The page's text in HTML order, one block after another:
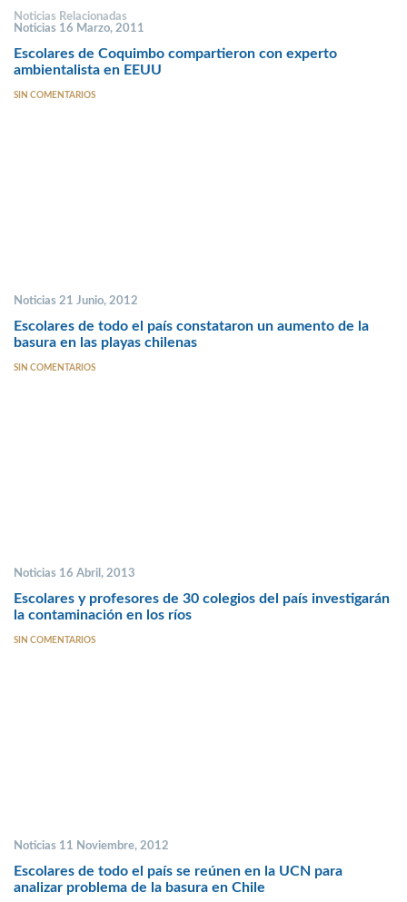
Noticias Relacionadas
Noticias 16 Marzo, 2011
Escolares de Coquimbo compartieron con experto
ambientalista en EEUU
SIN COMENTARIOS
Noticias 21 Junio, 2012
Escolares de todo el país constataron un aumento de la
basura en las playas chilenas
SIN COMENTARIOS
Noticias 16 Abril, 2013
Escolares y profesores de 30 colegios del país investigarán
la contaminación en los ríos
SIN COMENTARIOS
Noticias 11 Noviembre, 2012
Escolares de todo el país se reúnen en la UCN para
analizar problema de la basura en Chile